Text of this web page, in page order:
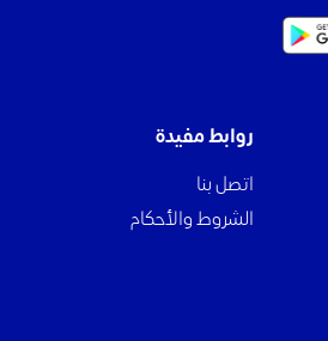
روابط مفيدة
اتصل بنا
الشروط والأحكام